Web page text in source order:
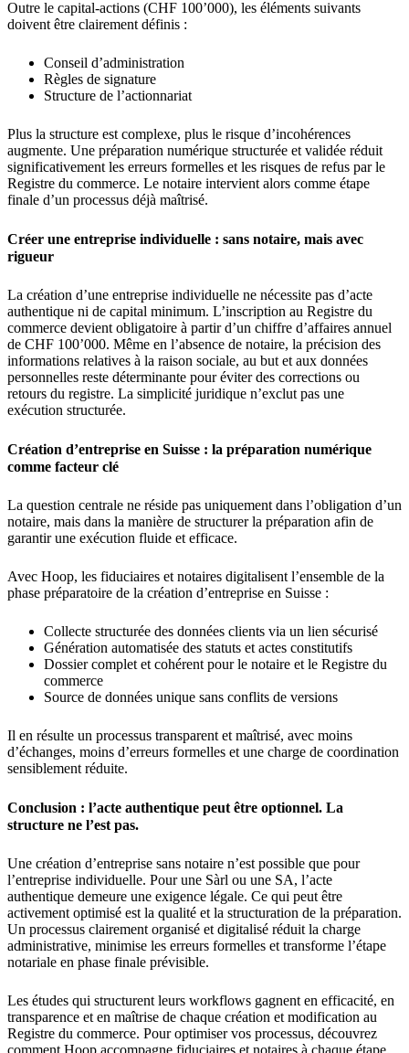
Outre le capital-actions (CHF 100’000), les éléments suivants
doivent être clairement définis :
Conseil d’administration
Règles de signature
Structure de l’actionnariat
Plus la structure est complexe, plus le risque d’incohérences
augmente. Une préparation numérique structurée et validée réduit
significativement les erreurs formelles et les risques de refus par le
Registre du commerce. Le notaire intervient alors comme étape
finale d’un processus déjà maîtrisé.
Créer une entreprise individuelle : sans notaire, mais avec
rigueur
La création d’une entreprise individuelle ne nécessite pas d’acte
authentique ni de capital minimum. L’inscription au Registre du
commerce devient obligatoire à partir d’un chiffre d’affaires annuel
de CHF 100’000. Même en l’absence de notaire, la précision des
informations relatives à la raison sociale, au but et aux données
personnelles reste déterminante pour éviter des corrections ou
retours du registre. La simplicité juridique n’exclut pas une
exécution structurée.
Création d’entreprise en Suisse : la préparation numérique
comme facteur clé
La question centrale ne réside pas uniquement dans l’obligation d’un
notaire, mais dans la manière de structurer la préparation afin de
garantir une exécution fluide et efficace.
Avec Hoop, les fiduciaires et notaires digitalisent l’ensemble de la
phase préparatoire de la création d’entreprise en Suisse :
Collecte structurée des données clients via un lien sécurisé
Génération automatisée des statuts et actes constitutifs
Dossier complet et cohérent pour le notaire et le Registre du
commerce
Source de données unique sans conflits de versions
Il en résulte un processus transparent et maîtrisé, avec moins
d’échanges, moins d’erreurs formelles et une charge de coordination
sensiblement réduite.
Conclusion : l’acte authentique peut être optionnel. La
structure ne l’est pas.
Une création d’entreprise sans notaire n’est possible que pour
l’entreprise individuelle. Pour une Sàrl ou une SA, l’acte
authentique demeure une exigence légale. Ce qui peut être
activement optimisé est la qualité et la structuration de la préparation.
Un processus clairement organisé et digitalisé réduit la charge
administrative, minimise les erreurs formelles et transforme l’étape
notariale en phase finale prévisible.
Les études qui structurent leurs workflows gagnent en efficacité, en
transparence et en maîtrise de chaque création et modification au
Registre du commerce. Pour optimiser vos processus, découvrez